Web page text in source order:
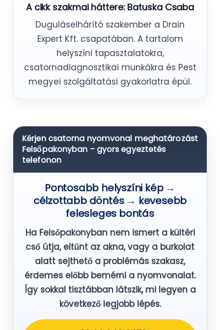
A cikk szakmai háttere: Batuska Csaba
Duguláselhárító szakember a Drain
Expert Kft. csapatában. A tartalom
helyszíni tapasztalatokra,
csatornadiagnosztikai munkákra és Pest
megyei szolgáltatási gyakorlatra épül.
Kérjen csatorna nyomvonal meghatározást
Felsőpakonyban – gyors egyeztetés
telefonon
Pontosabb helyszíni kép →
célzottabb döntés → kevesebb
felesleges bontás
Ha Felsőpakonyban nem ismert a kültéri
cső útja, eltűnt az akna, vagy a burkolat
alatt sejthető a problémás szakasz,
érdemes előbb bemérni a nyomvonalat.
Így sokkal tisztábban látszik, mi legyen a
következő legjobb lépés.